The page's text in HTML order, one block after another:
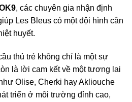
, các chuyên gia nhận định
Les Bleus có một đội hình cân
huyết.
thủ trẻ không chỉ là một sự
là lời cam kết về một tương lai
Olise, Cherki hay Akliouche
triển ở môi trường đỉnh cao,